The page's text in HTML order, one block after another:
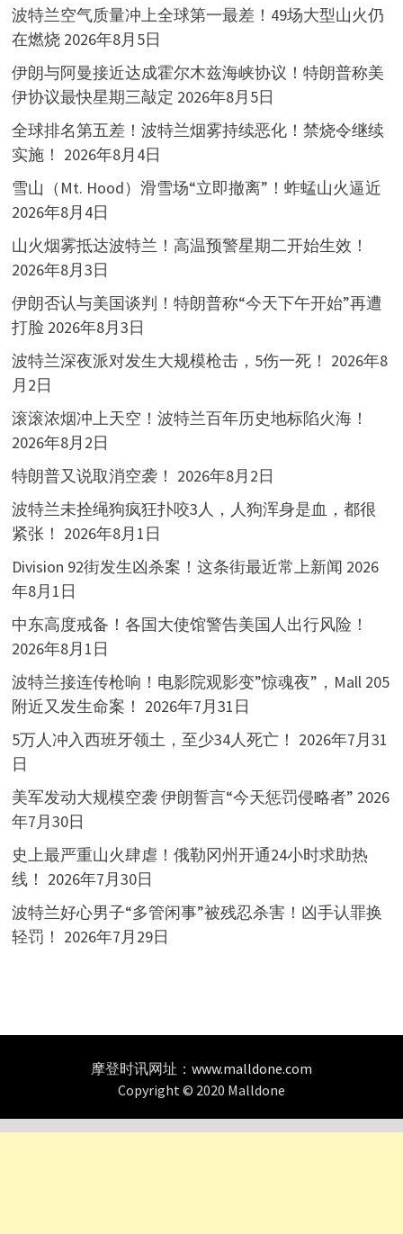
波特兰空气质量冲上全球第一最差！49场大型山火仍
在燃烧 2026年8月5日
伊朗与阿曼接近达成霍尔木兹海峡协议！特朗普称美
伊协议最快星期三敲定 2026年8月5日
全球排名第五差！波特兰烟雾持续恶化！禁烧令继续
实施！ 2026年8月4日
雪山（Mt. Hood）滑雪场“立即撤离”！蚱蜢山火逼近
2026年8月4日
山火烟雾抵达波特兰！高温预警星期二开始生效！
2026年8月3日
伊朗否认与美国谈判！特朗普称“今天下午开始”再遭
打脸 2026年8月3日
波特兰深夜派对发生大规模枪击，5伤一死！ 2026年8
月2日
滚滚浓烟冲上天空！波特兰百年历史地标陷火海！
2026年8月2日
特朗普又说取消空袭！ 2026年8月2日
波特兰未拴绳狗疯狂扑咬3人，人狗浑身是血，都很
紧张！ 2026年8月1日
Division 92街发生凶杀案！这条街最近常上新闻 2026
年8月1日
中东高度戒备！各国大使馆警告美国人出行风险！
2026年8月1日
波特兰接连传枪响！电影院观影变”惊魂夜”，Mall 205
附近又发生命案！ 2026年7月31日
5万人冲入西班牙领土，至少34人死亡！ 2026年7月31
日
美军发动大规模空袭 伊朗誓言“今天惩罚侵略者” 2026
年7月30日
史上最严重山火肆虐！俄勒冈州开通24小时求助热
线！ 2026年7月30日
波特兰好心男子“多管闲事”被残忍杀害！凶手认罪换
轻罚！ 2026年7月29日
摩登时讯网址： www.malldone.com
Copyright © 2020 Malldone